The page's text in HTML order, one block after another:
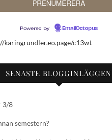
Powered by EmailOctopus
karingrundler.eo.page/c13wt
SENASTE BLOGGINLÄGGEN
3/8
semestern?